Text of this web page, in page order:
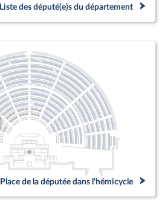
Liste des député(e)s du département
Place de la députée dans l'hémicycle